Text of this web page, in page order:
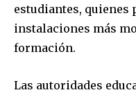
estudiantes, quienes
instalaciones más
formación.
Las autoridades